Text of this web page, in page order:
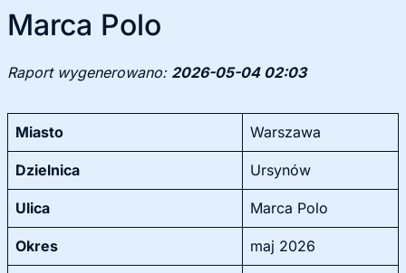
Marca Polo
Raport wygenerowano: 2026-05-04 02:03
Miasto Warszawa
Dzielnica Ursynów
Ulica Marca Polo
Okres maj 2026